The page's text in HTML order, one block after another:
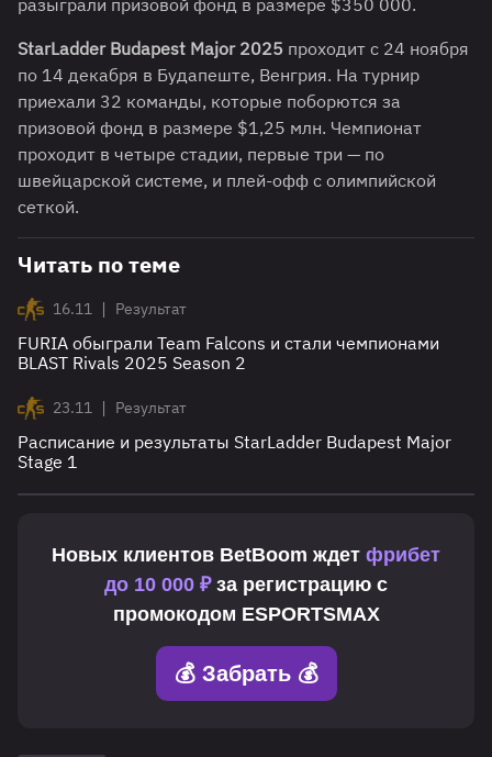
разыграли призовой фонд в размере $350 000.
StarLadder Budapest Major 2025 проходит с 24 ноября
по 14 декабря в Будапеште, Венгрия. На турнир
приехали 32 команды, которые поборются за
призовой фонд в размере $1,25 млн. Чемпионат
проходит в четыре стадии, первые три — по
швейцарской системе, и плей-офф с олимпийской
сеткой.
Читать по теме
16.11 | Результат
FURIA обыграли Team Falcons и стали чемпионами
BLAST Rivals 2025 Season 2
23.11 | Результат
Расписание и результаты StarLadder Budapest Major
Stage 1
Новых клиентов BetBoom ждет фрибет
до 10 000 ₽за регистрацию с
промокодом ESPORTSMAX
💰 Забрать 💰